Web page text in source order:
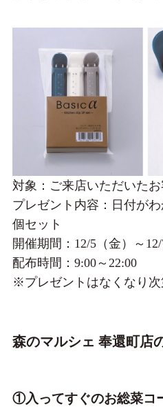
対象：ご来店いただいた
プレゼント内容：日付が
個セット
開催期間：12/5（金）～12/
配布時間：9:00～22:00
※プレゼントはなくなり次
森のマルシェ 奉還町店
①入ってすぐのお総菜コ